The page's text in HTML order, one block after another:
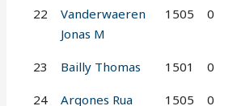
22
Vanderwaeren
Jonas M
1505 0
23 Bailly Thomas 1501 0
24
Argones Rua
1505 0